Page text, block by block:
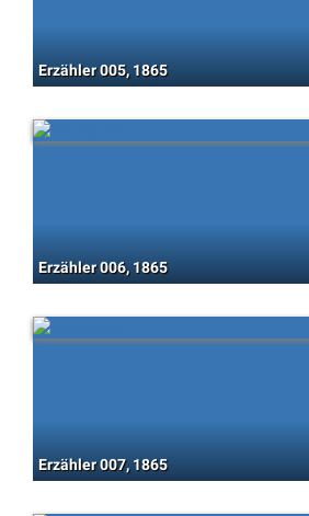
Erzähler 005, 1865
Erzähler 006, 1865
Erzähler 007, 1865